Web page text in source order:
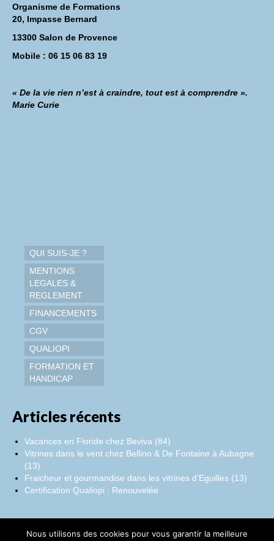
Organisme de Formations
20, Impasse Bernard
13300 Salon de Provence
Mobile : 06 15 06 83 19
« De la vie rien n’est à craindre, tout est à comprendre ».
Marie Curie
QUI SUIS-JE ?
MENTIONS
LEGALES &
REGLEMENT
FINANCEMENTS
CGV
QUALIOPI
FORMATION ET
HANDICAP
Articles récents
Vacances en Floride chez Beviva (84)
Vitrines dans le vent chez Bellino & De Fontaine à Aubagne
(13)
Fraicheur et gourmandise dans les vitrines d’Eguilles (13)
Certification Qualiopi : Renouvelée
Nous utilisons des cookies pour vous garantir la meilleure